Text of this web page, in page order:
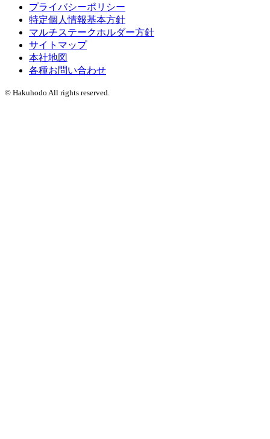
プライバシーポリシー
特定個人情報基本方針
マルチステークホルダー方針
サイトマップ
本社地図
各種お問い合わせ
© Hakuhodo All rights reserved.